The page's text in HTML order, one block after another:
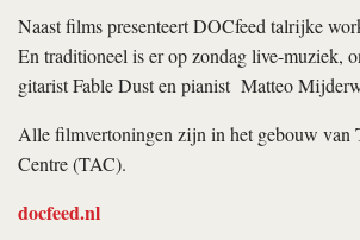
Naast films presenteert DOCfeed talrijke
En traditioneel is er op zondag live-muziek,
gitarist Fable Dust en pianist Matteo
Alle filmvertoningen zijn in het gebouw van
Centre (TAC).
docfeed.nl